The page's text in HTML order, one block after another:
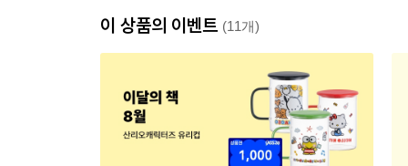
이 상품의 이벤트 (11개)